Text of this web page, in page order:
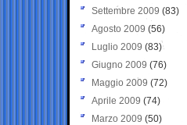
Settembre 2009 (83)
Agosto 2009 (56)
Luglio 2009 (83)
Giugno 2009 (76)
Maggio 2009 (72)
Aprile 2009 (74)
Marzo 2009 (50)